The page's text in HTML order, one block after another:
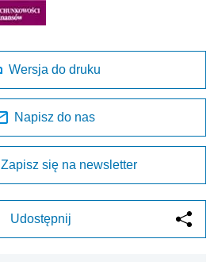
Wersja do druku
Napisz do nas
Zapisz się na newsletter
Udostępnij